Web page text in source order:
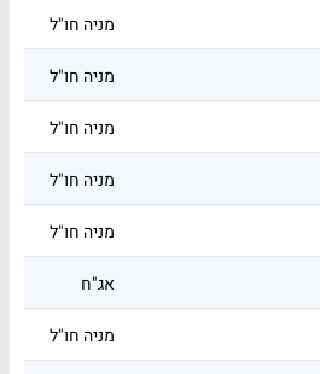
מניה חו"ל
מניה חו"ל
מניה חו"ל
מניה חו"ל
מניה חו"ל
אג"ח
מניה חו"ל